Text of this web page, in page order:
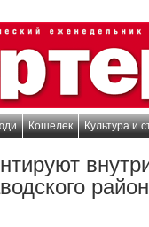
Кошелек Культура и